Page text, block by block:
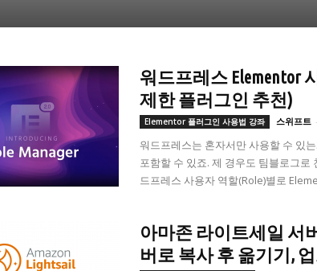
워드프레스 Elementor
제한 플러그인 추천)
Elementor 플러그인 사용법 강좌 스위프트 -
워드프레스는 혼자서만 사용할 수 있
포함할 수 있죠. 제 경우도 팀블로그
드프레스 사용자 역할(Role)별로
아마존 라이트세일 서
버로 복사 후 옮기기,